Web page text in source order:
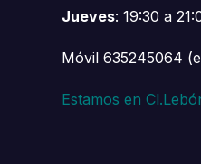
Jueves: 19:30 a
Móvil 635245064
Estamos en